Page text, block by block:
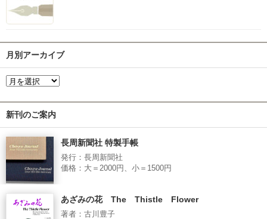
月別アーカイブ
新刊のご案内
長周新聞社 特製手帳
発行：長周新聞社
価格：大＝2000円、小＝1500円
あざみの花 The Thistle Flower
著者：古川豊子